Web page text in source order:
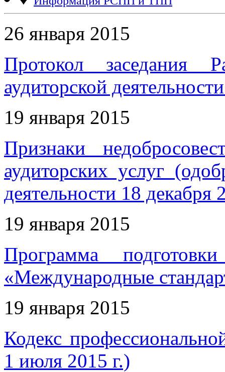
26 января 2015
Протокол заседания
аудиторской
19 января 2015
Признаки
аудиторских услуг
деятельности 18
19 января 2015
Программа
«Международные
19 января 2015
Кодекс
1 июля 2015 г.)